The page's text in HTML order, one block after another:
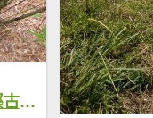
頭城農場→梗枋百年古道→坪溪古道→象寮古道→石空古道→石空山→岩藏山O型